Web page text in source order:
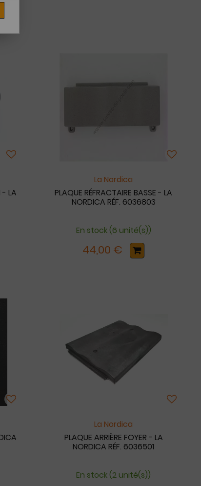
- LA
La Nordica
PLAQUE RÉFRACTAIRE BASSE - LA
NORDICA RÉF. 6036803
En stock (6 unité(s))
44,00 €
La Nordica
PLAQUE ARRIÈRE FOYER - LA
NORDICA RÉF. 6036501
En stock (2 unité(s))